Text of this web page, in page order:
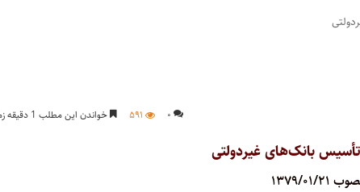
۰ ۵۹۱ خواندن این مطلب 1 دقیقه زمان میبرد
تأسیس بانک‌های غیردولتی
۱۳۷۹/۰۱/۲۱